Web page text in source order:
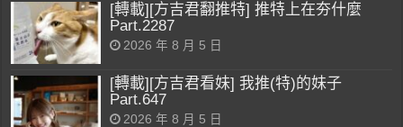
[轉載][方吉君翻推特] 推特上在夯什麼
Part.2287
2026 年 8 月 5 日
[轉載][方吉君看妹] 我推(特)的妹子
Part.647
2026 年 8 月 5 日